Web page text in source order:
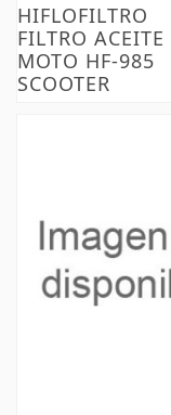
HIFLOFILTRO
FILTRO ACEITE
MOTO HF-985
SCOOTER